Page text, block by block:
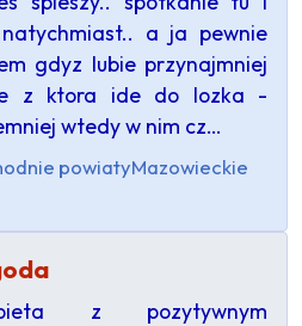
a ja pewnie
gdyz lubie przynajmniej
z ktora ide do lozka -
wtedy w nim cz…
powiatyMazowieckie
z pozytywnym